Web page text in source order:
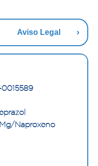
Aviso Legal
Naproxeno